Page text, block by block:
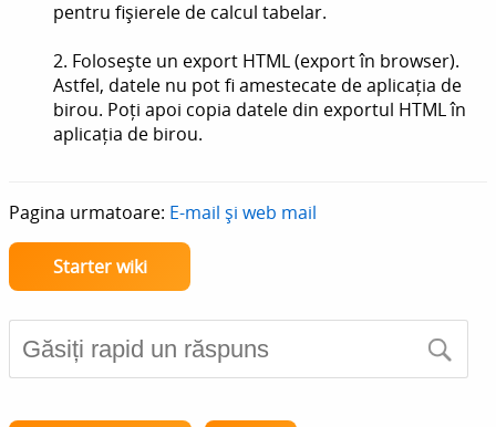
pentru fișierele de calcul tabelar.
2. Folosește un export HTML (export în browser).
Astfel, datele nu pot fi amestecate de aplicația de
birou. Poți apoi copia datele din exportul HTML în
aplicația de birou.
Pagina urmatoare: E-mail și web mail
Starter wiki